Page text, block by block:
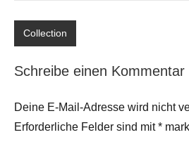
Collection
Schreibe einen Kommentar
Deine E-Mail-Adresse wird nicht
Erforderliche Felder sind mit*